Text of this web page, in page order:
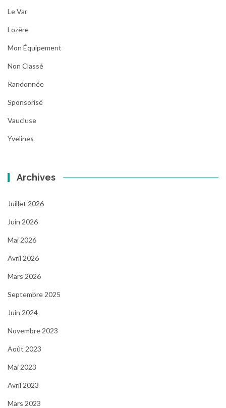
Le Var
Lozère
Mon Équipement
Non Classé
Randonnée
Sponsorisé
Vaucluse
Yvelines
Archives
Juillet 2026
Juin 2026
Mai 2026
Avril 2026
Mars 2026
Septembre 2025
Juin 2024
Novembre 2023
Août 2023
Mai 2023
Avril 2023
Mars 2023